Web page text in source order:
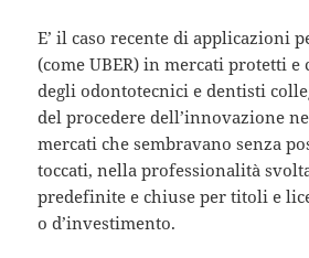
E’ il caso recente di applicazioni
(come UBER) in mercati protetti e
degli odontotecnici e dentisti
del procedere dell’innovazione
mercati che sembravano senza
toccati, nella professionalità
predefinite e chiuse per titoli e
o d’investimento.